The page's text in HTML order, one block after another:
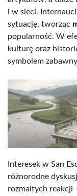
i w sieci.
sytuację, tworząc
popularność. W
kulturę oraz
symbolem
Interesek w San
różnorodne
rozmaitych reakcji